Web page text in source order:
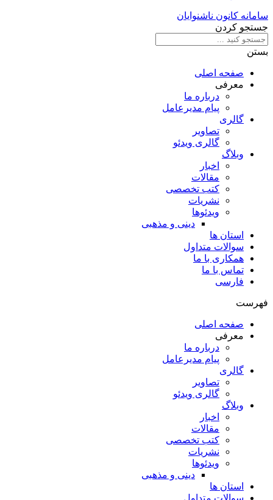
سامانه کانون ناشنوایان
جستجو کردن
بستن
صفحه اصلی
معرفی
درباره ما
پیام مدیرعامل
گالری
تصاویر
گالری ویدئو
وبلاگ
اخبار
مقالات
کتب تخصصی
نشریات
ویدئوها
دینی و مذهبی
استان ها
سوالات متداول
همکاری با ما
تماس با ما
فارسی
فهرست
صفحه اصلی
معرفی
درباره ما
پیام مدیرعامل
گالری
تصاویر
گالری ویدئو
وبلاگ
اخبار
مقالات
کتب تخصصی
نشریات
ویدئوها
دینی و مذهبی
استان ها
سوالات متداول